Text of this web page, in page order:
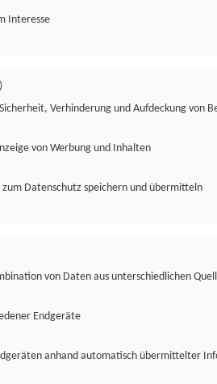
Wir nutzen aus wirtschaftlichen
Webseite Dritten als digitalen
stellen. Über Verarbeitungen, die in
können Sie sich in unserer
informieren.Zur Bereitstellung unserer
von
von Werbeleistung und
Endgeräte- oder ähnliche Online-
Kennungen, zufällig generierte
Kennungen) können zusammen mit
Browsertyp und
Bildschirmgröße, unterstützte
Endgerät gespeichert oder von dort
Mal wiederzuerkennen, wenn es
aufruft. Dies geschieht für einen oder
Verarbeitungszwecke.
Interesse
Verhinderung und Aufdeckung von
von Werbung und Inhalten
Datenschutz speichern und übermitteln
von Daten aus unterschiedlichen
Endgeräte
anhand automatisch übermittelter
Datenschutzerklärung